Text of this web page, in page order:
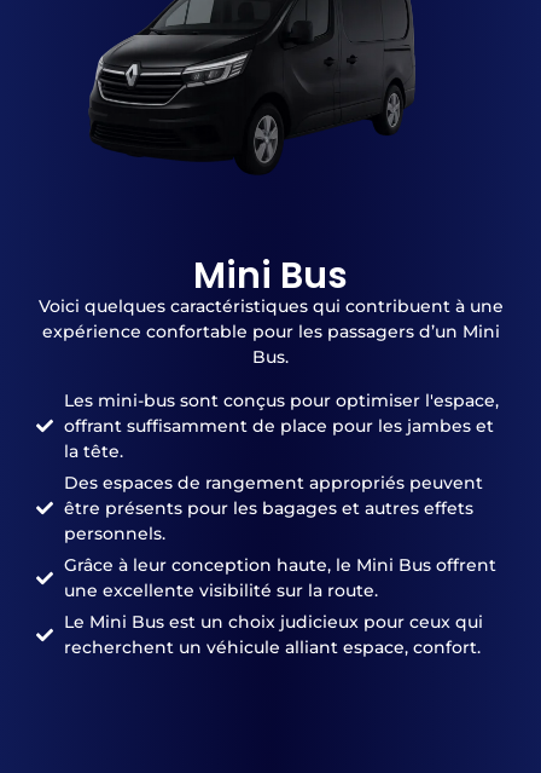
Mini Bus
Voici quelques caractéristiques qui contribuent à une
expérience confortable pour les passagers d’un Mini
Bus.
Les mini-bus sont conçus pour optimiser l'espace,
offrant suffisamment de place pour les jambes et
la tête.
Des espaces de rangement appropriés peuvent
être présents pour les bagages et autres effets
personnels.
Grâce à leur conception haute, le Mini Bus offrent
une excellente visibilité sur la route.
Le Mini Bus est un choix judicieux pour ceux qui
recherchent un véhicule alliant espace, confort.